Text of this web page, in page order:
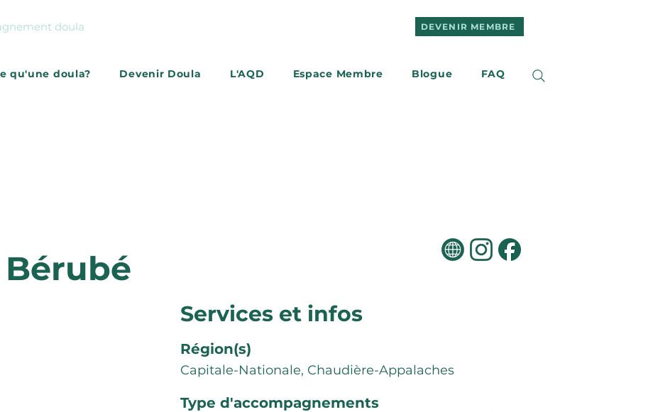
doula DEVENIR MEMBRE
qu'une doula? Devenir Doula L'AQD Espace Membre Blogue FAQ
Services et infos
Région(s)
Capitale-Nationale, Chaudière-Appalaches
Type d'accompagnements